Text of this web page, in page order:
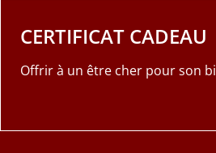
CERTIFICAT CADEAU
Offrir à un être cher pour son